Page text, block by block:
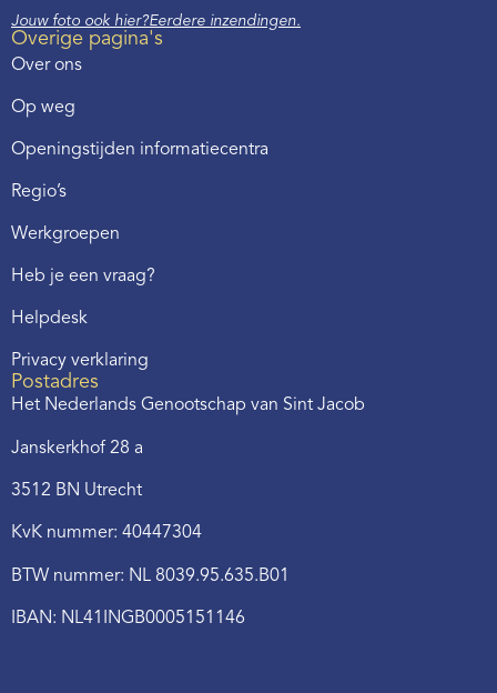
Jouw foto ook hier?Eerdere inzendingen.
Overige pagina's
Over ons
Op weg
Openingstijden informatiecentra
Regio’s
Werkgroepen
Heb je een vraag?
Helpdesk
Privacy verklaring
Postadres
Het Nederlands Genootschap van Sint Jacob
Janskerkhof 28 a
3512 BN Utrecht
KvK nummer: 40447304
BTW nummer: NL 8039.95.635.B01
IBAN: NL41INGB0005151146